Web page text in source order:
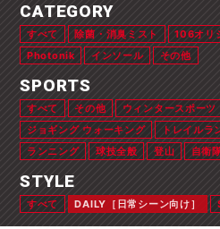
CATEGORY
すべて 除菌・消臭ミスト 106オリ
Photonik
インソール その他
SPORTS
すべて その他 ウィンタースポーツ
ジョギング ウォーキング
トレイルラ
ランニング
球技全般 登山 自衛
STYLE
すべて DAILY［日常シーン向け］